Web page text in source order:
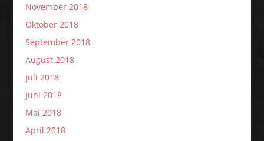
November 2018
Oktober 2018
September 2018
August 2018
Juli 2018
Juni 2018
Mai 2018
April 2018